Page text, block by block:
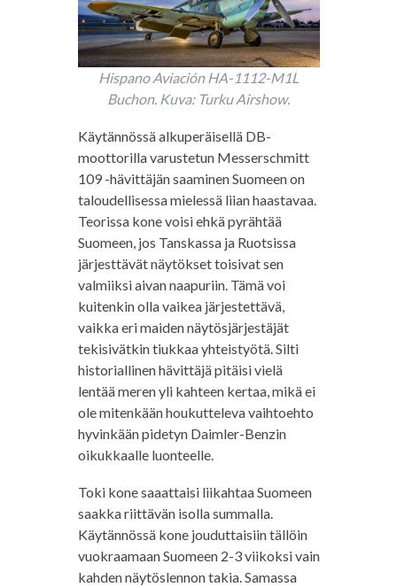
Hispano Aviación HA-1112-M1L
Buchon. Kuva: Turku Airshow.
Käytännössä alkuperäisellä DB-
moottorilla varustetun Messerschmitt
109 -hävittäjän saaminen Suomeen on
taloudellisessa mielessä liian haastavaa.
Teorissa kone voisi ehkä pyrähtää
Suomeen, jos Tanskassa ja Ruotsissa
järjesttävät näytökset toisivat sen
valmiiksi aivan naapuriin. Tämä voi
kuitenkin olla vaikea järjestettävä,
vaikka eri maiden näytösjärjestäjät
tekisivätkin tiukkaa yhteistyötä. Silti
historiallinen hävittäjä pitäisi vielä
lentää meren yli kahteen kertaa, mikä ei
ole mitenkään houkutteleva vaihtoehto
hyvinkään pidetyn Daimler-Benzin
oikukkaalle luonteelle.
Toki kone saaattaisi liikahtaa Suomeen
saakka riittävän isolla summalla.
Käytännössä kone jouduttaisiin tällöin
vuokraamaan Suomeen 2-3 viikoksi vain
kahden näytöslennon takia. Samassa